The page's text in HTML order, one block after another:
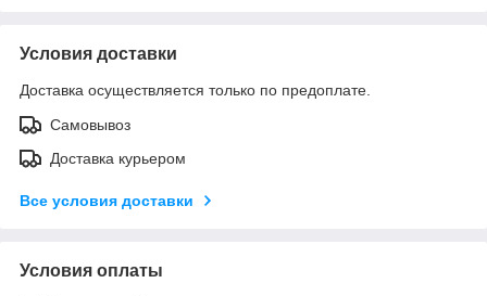
Условия доставки
Доставка осуществляется только по предоплате.
Самовывоз
Доставка курьером
Все условия доставки
Условия оплаты